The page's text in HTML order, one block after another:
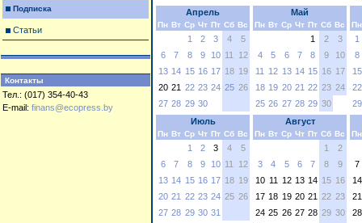
Подписка
Статьи
Контакты
Тел.: (017) 354-40-43
E-mail: finans@ecopress.by
Апрель
Пн Вт Ср Чт Пт Сб Вс
1 2 3 4
5
6
7 8 9 10 11
12
13 14 15 16 17 18 19
20 21 22 23 24 25 26
27 28 29 30
Май
Пн Вт Ср Чт Пт Сб Вс
1 2
3
4
5 6 7 8 9
10
11
12 13 14 15 16 17
18 19 20 21 22 23 24
25 26 27 28 29 30
Пн
1
8
15
22
29
Июль
Пн Вт Ср Чт Пт Сб Вс
1 2 3 4
5
6
7 8 9 10 11
12
13 14 15 16 17 18 19
20 21 22 23 24 25 26
27 28 29 30 31
Август
Пн Вт Ср Чт Пт Сб Вс
1
2
3
4 5 6 7 8
9
10 11 12 13 14 15 16
17 18 19 20 21 22 23
24 25 26 27 28 29 30
Пн
7
14
21
28